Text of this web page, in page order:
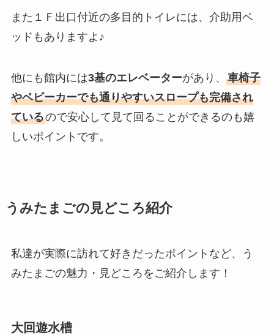
また１Ｆ出口付近の多目的トイレには、介助用ベ
ッドもありますよ♪
他にも館内には3基のエレベーターがあり、 車椅子
やベビーカーでも通りやすいスロープも完備され
ているので安心して見て回ることができるのも嬉
しいポイントです。
うみたまごの見どころ紹介
私達が実際に訪れて好きだったポイントなど、う
みたまごの魅力・見どころをご紹介します！
大回遊水槽